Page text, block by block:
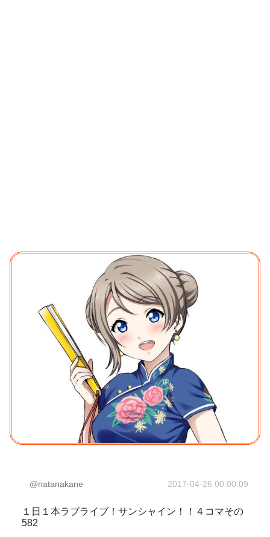
@natanakane 2017-04-26 00:00:09
１日１本ラブライブ！サンシャイン！！４コマその
582